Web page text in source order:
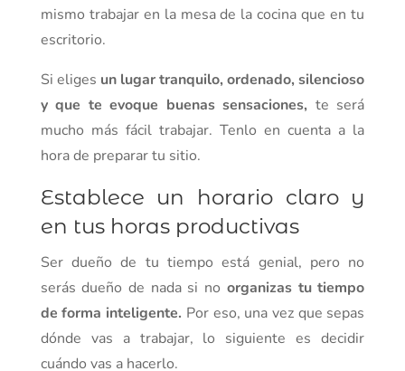
mismo trabajar en la mesa de la cocina que en tu
escritorio.
Si eliges un lugar tranquilo, ordenado, silencioso
y que te evoque buenas sensaciones, te será
mucho más fácil trabajar. Tenlo en cuenta a la
hora de preparar tu sitio.
Establece un horario claro y
en tus horas productivas
Ser dueño de tu tiempo está genial, pero no
serás dueño de nada si no organizas tu tiempo
de forma inteligente. Por eso, una vez que sepas
dónde vas a trabajar, lo siguiente es decidir
cuándo vas a hacerlo.